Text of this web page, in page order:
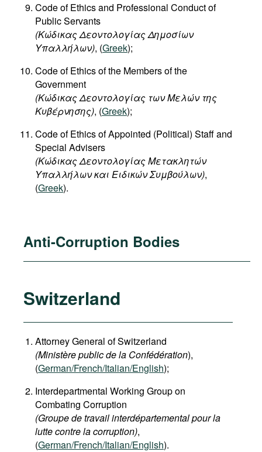
Code of Ethics and Professional Conduct of
Public Servants
(Κώδικας Δεοντολογίας Δημοσίων
Υπαλλήλων), (Greek);
Code of Ethics of the Members of the
Government
(Κώδικας Δεοντολογίας των Μελών της
Κυβέρνησης), (Greek);
Code of Ethics of Appointed (Political) Staff and
Special Advisers
(Κώδικας Δεοντολογίας Μετακλητών
Υπαλλήλων και Ειδικών Συμβούλων),
(Greek).
Anti-Corruption Bodies
Switzerland
Attorney General of Switzerland
(Ministère public de la Confédération),
(German/French/Italian/English);
Interdepartmental Working Group on
Combating Corruption
(Groupe de travail interdépartemental pour la
lutte contre la corruption),
(German/French/Italian/English).